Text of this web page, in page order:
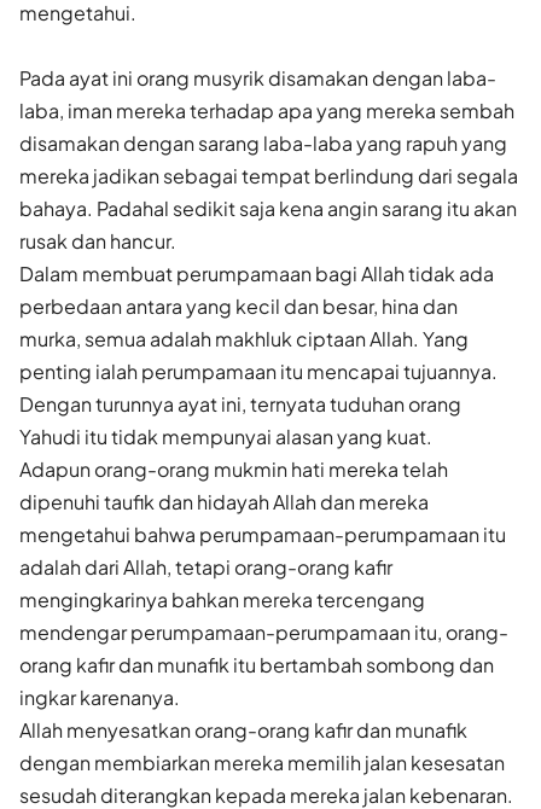
mengetahui.
Pada ayat ini orang musyrik disamakan dengan laba-
laba, iman mereka terhadap apa yang mereka sembah
disamakan dengan sarang laba-laba yang rapuh yang
mereka jadikan sebagai tempat berlindung dari segala
bahaya. Padahal sedikit saja kena angin sarang itu akan
rusak dan hancur.
Dalam membuat perumpamaan bagi Allah tidak ada
perbedaan antara yang kecil dan besar, hina dan
murka, semua adalah makhluk ciptaan Allah. Yang
penting ialah perumpamaan itu mencapai tujuannya.
Dengan turunnya ayat ini, ternyata tuduhan orang
Yahudi itu tidak mempunyai alasan yang kuat.
Adapun orang-orang mukmin hati mereka telah
dipenuhi taufik dan hidayah Allah dan mereka
mengetahui bahwa perumpamaan-perumpamaan itu
adalah dari Allah, tetapi orang-orang kafir
mengingkarinya bahkan mereka tercengang
mendengar perumpamaan-perumpamaan itu, orang-
orang kafir dan munafik itu bertambah sombong dan
ingkar karenanya.
Allah menyesatkan orang-orang kafir dan munafik
dengan membiarkan mereka memilih jalan kesesatan
sesudah diterangkan kepada mereka jalan kebenaran.